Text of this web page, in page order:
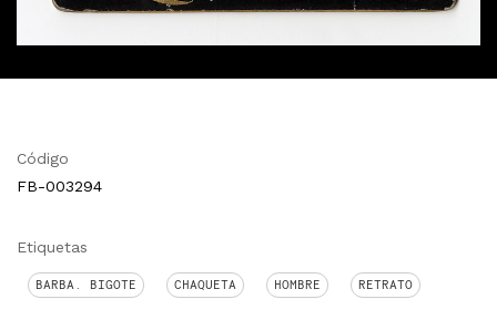
Código
FB-003294
Etiquetas
BARBA. BIGOTE CHAQUETA HOMBRE RETRATO